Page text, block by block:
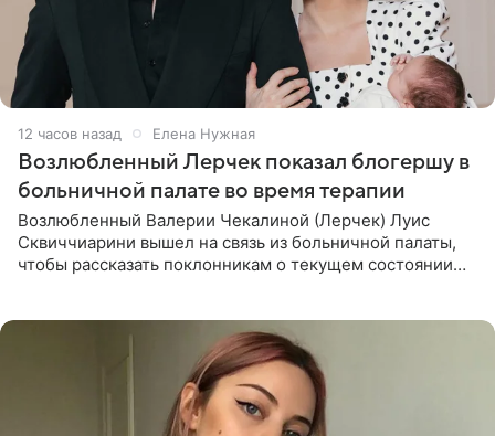
12 часов назад Елена Нужная
Возлюбленный Лерчек показал блогершу в
больничной палате во время терапии
Возлюбленный Валерии Чекалиной (Лерчек) Луис
Сквиччиарини вышел на связь из больничной палаты,
чтобы рассказать поклонникам о текущем состоянии